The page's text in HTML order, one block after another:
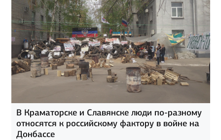
В Краматорске и Славянске люди по-разному
относятся к российскому фактору в войне на
Донбассе